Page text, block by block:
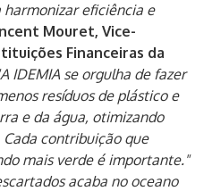
harmonizar eficiência e
Mouret, Vice-
Financeiras da
IDEMIA se orgulha de fazer
resíduos de plástico e
e da água, otimizando
contribuição que
mais verde é importante."
acaba no oceano